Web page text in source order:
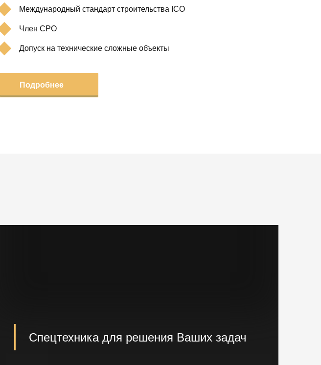
Международный стандарт строительства ICO
Член СРО
Допуск на технические сложные объекты
Подробнее
Спецтехника для решения Ваших задач